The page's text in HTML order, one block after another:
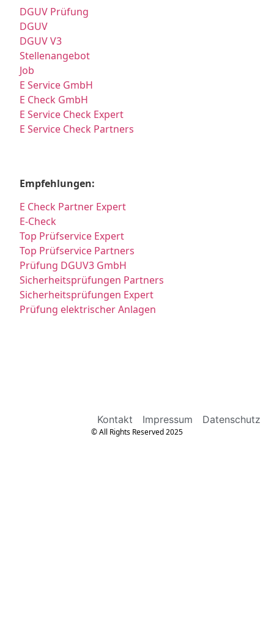
DGUV Prüfung
DGUV
DGUV V3
Stellenangebot
Job
E Service GmbH
E Check GmbH
E Service Check Expert
E Service Check Partners
Empfehlungen:
E Check Partner Expert
E-Check
Top Prüfservice Expert
Top Prüfservice Partners
Prüfung DGUV3 GmbH
Sicherheitsprüfungen Partners
Sicherheitsprüfungen Expert
Prüfung elektrischer Anlagen
Kontakt Impressum Datenschutz
© All Rights Reserved 2025